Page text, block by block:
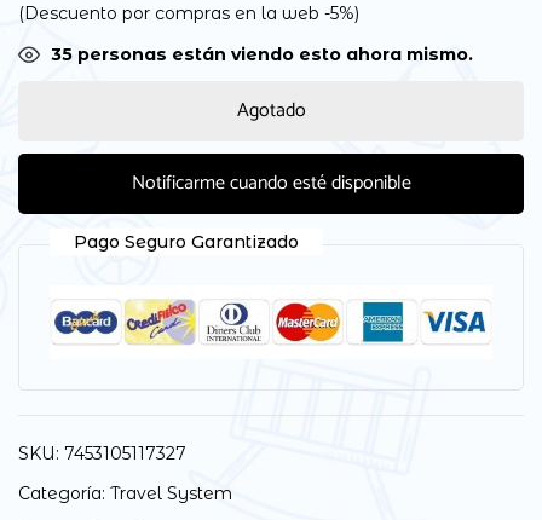
(Descuento por compras en la web -5%)
32 personas están viendo esto ahora mismo.
Agotado
Notificarme cuando esté disponible
Pago Seguro Garantizado
SKU: 7453105117327
Categoría: Travel System